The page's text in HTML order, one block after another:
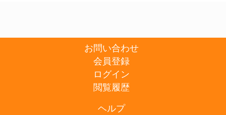
お問い合わせ
会員登録
ログイン
閲覧履歴
ヘルプ